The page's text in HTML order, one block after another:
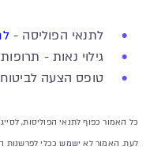
לתנאי הפוליסה -
גילוי נאות -
טופס הצעה
כל האמור כפוף לתנאי הפוליסות,
לעת. האמור לא ישמש ככלי לפרשנות